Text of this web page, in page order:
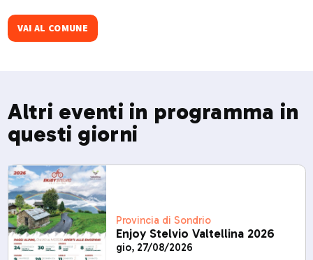
dicembre ospita La Sgambeda, gara internazionale di sci
VAI AL COMUNE
Altri eventi in programma in
questi giorni
Provincia di Sondrio
Enjoy Stelvio Valtellina 2026
gio, 27/08/2026